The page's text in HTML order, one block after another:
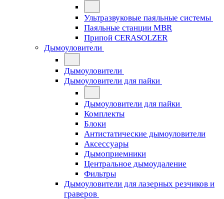
Ультразвуковые паяльные системы
Паяльные станции MBR
Припой CERASOLZER
Дымоуловители
Дымоуловители
Дымоуловители для пайки
Дымоуловители для пайки
Комплекты
Блоки
Антистатические дымоуловители
Аксессуары
Дымоприемники
Центральное дымоудаление
Фильтры
Дымоуловители для лазерных резчиков и
граверов